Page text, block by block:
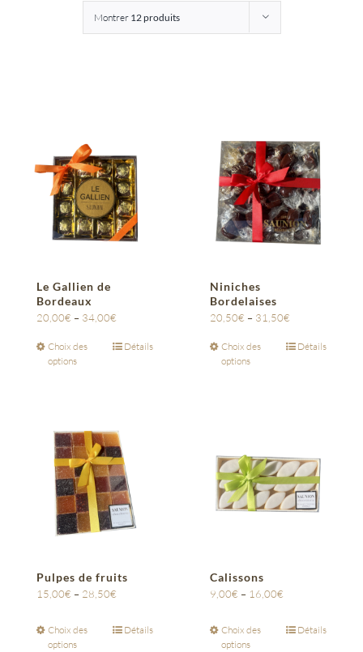
Montrer 12 produits
Le Gallien de
Bordeaux
20,00€ – 34,00€
Choix des
options
Détails
Niniches
Bordelaises
20,50€ – 31,50€
Choix des
options
Détails
Pulpes de fruits
15,00€ – 28,50€
Choix des
options
Détails
Calissons
9,00€ – 16,00€
Choix des
options
Détails